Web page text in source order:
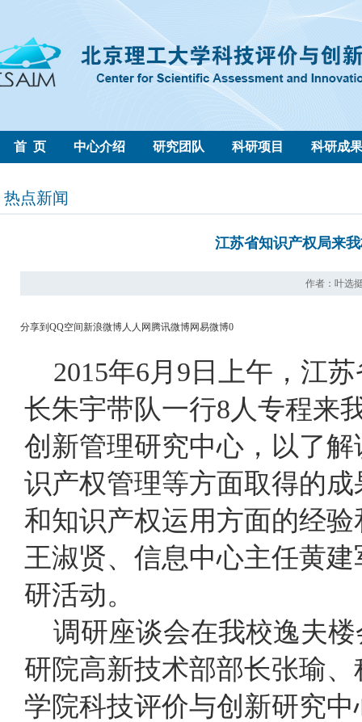
首 页 中心介绍 研究团队 科研项目 科研成果
热点新闻
江苏省知识产权局来
作者：叶选
分享到 QQ空间新浪微博人人网 腾讯微博网易微博0
2015年6月9日上午，江
长朱宇带队一行8人专程来
创新管理研究中心，以了
识产权管理等方面取得的
和知识产权运用方面的经
王淑贤、信息中心主任黄
研活动。
调研座谈会在我校逸夫楼
研院高新技术部部长张瑜
学院科技评价与创新研究